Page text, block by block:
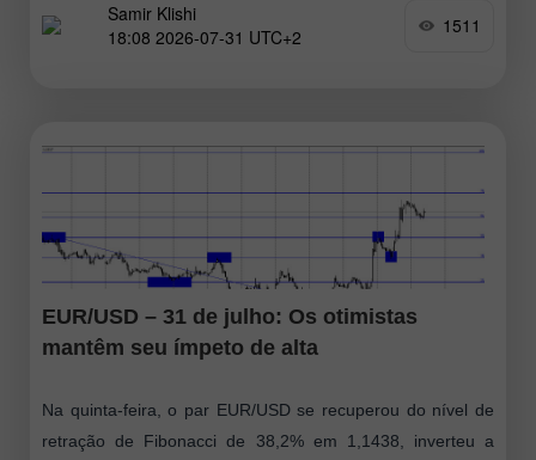
resistência de 1,3454–1,3458. Uma recuperação a partir
dessa área favoreceria
Samir Klishi
18:08 2026-07-31 UTC+2
1511
EUR/USD – 31 de julho: Os otimistas
mantêm seu ímpeto de alta
Na quinta-feira, o par EUR/USD se recuperou do nível de
retração de Fibonacci de 38,2% em 1,1438, inverteu a